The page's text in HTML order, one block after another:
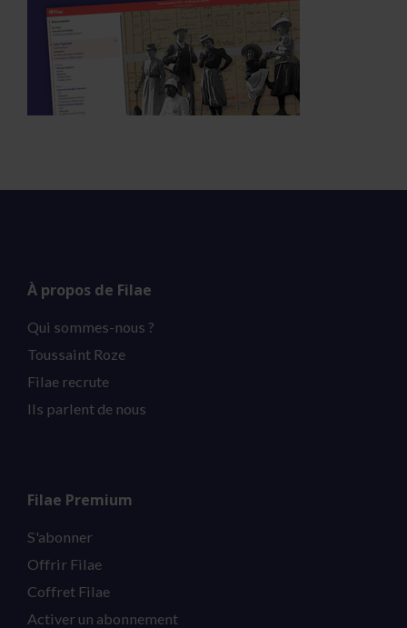
À propos de Filae
Qui sommes-nous ?
Toussaint Roze
Filae recrute
Ils parlent de nous
Filae Premium
S'abonner
Offrir Filae
Coffret Filae
Activer un abonnement